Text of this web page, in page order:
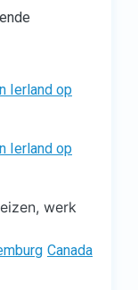
Ierland op
Ierland op
werk
Canada